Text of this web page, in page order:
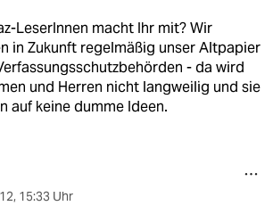
LeserInnen macht Ihr mit? Wir
in Zukunft regelmäßig unser Altpapier
- da wird
und Herren nicht langweilig und sie
auf keine dumme Ideen.
, 15:33 Uhr